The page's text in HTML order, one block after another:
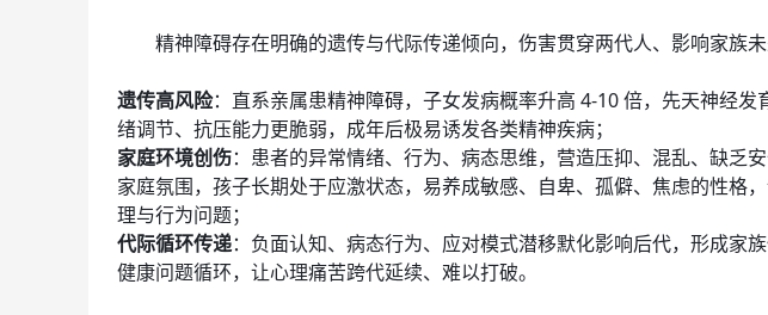
精神障碍存在明确的遗传与代际传递倾向，伤害贯穿两代人、影响家族未
遗传高风险：直系亲属患精神障碍，子女发病概率升高 4-10 倍，先天神经发
绪调节、抗压能力更脆弱，成年后极易诱发各类精神疾病；
家庭环境创伤：患者的异常情绪、行为、病态思维，营造压抑、混乱、缺乏
家庭氛围，孩子长期处于应激状态，易养成敏感、自卑、孤僻、焦虑的性格
理与行为问题；
代际循环传递：负面认知、病态行为、应对模式潜移默化影响后代，形成家
健康问题循环，让心理痛苦跨代延续、难以打破。